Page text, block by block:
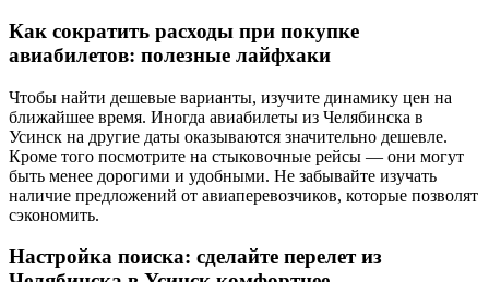
Как сократить расходы при покупке
авиабилетов: полезные лайфхаки
Чтобы найти дешевые варианты, изучите динамику цен на
ближайшее время. Иногда авиабилеты из Челябинска в
Усинск на другие даты оказываются значительно дешевле.
Кроме того посмотрите на стыковочные рейсы — они могут
быть менее дорогими и удобными. Не забывайте изучать
наличие предложений от авиаперевозчиков, которые позволят
сэкономить.
Настройка поиска: сделайте перелет из